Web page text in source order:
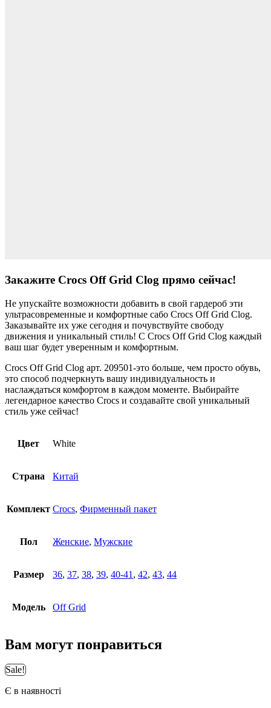
Закажите Crocs Off Grid Clog прямо сейчас!
Не упускайте возможности добавить в свой гардероб эти
ультрасовременные и комфортные сабо Crocs Off Grid Clog.
Заказывайте их уже сегодня и почувствуйте свободу
движения и уникальный стиль! С Crocs Off Grid Clog каждый
ваш шаг будет уверенным и комфортным.
Crocs Off Grid Clog арт. 209501-это больше, чем просто обувь,
это способ подчеркнуть вашу индивидуальность и
наслаждаться комфортом в каждом моменте. Выбирайте
легендарное качество Crocs и создавайте свой уникальный
стиль уже сейчас!
Цвет White
Страна Китай
Комплект Crocs, Фирменный пакет
Пол Женские, Мужские
Размер 36, 37, 38, 39, 40-41 , 42, 43, 44
Модель Off Grid
Вам могут понравиться
Sale!
Є в наявності